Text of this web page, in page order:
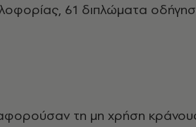
61 διπλώματα
τη μη χρήση